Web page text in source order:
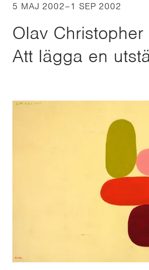
5 MAJ 2002–1 SEP 2002
Olav
Att lägga en